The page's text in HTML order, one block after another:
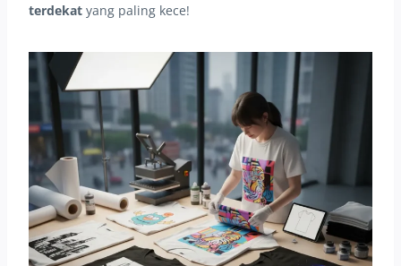
terdekat yang paling kece!